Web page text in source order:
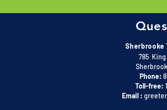
Sherbrooke
785
Phone:
Toll-free:
Email :